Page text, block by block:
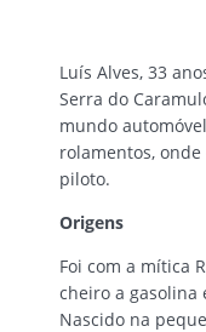
Luís Alves, 33
Serra do
mundo
rolamentos,
piloto.
Origens
Foi com a mítica
cheiro a gasolina
Nascido na